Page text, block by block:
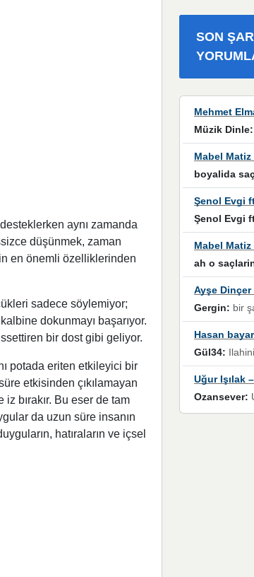
aynı zamanda
düşünmek, zaman
en önemli özelliklerinden
sadece söylemiyor;
dokunmayı başarıyor.
bir dost gibi geliyor.
potada eriten etkileyici bir
etkisinden çıkılamayan
bırakır. Bu eser de tam
da uzun süre insanın
hatıraların ve içsel
SON
Müzik Dinle:
boyalida
Şenol Evgi
ah o
Ayşe Dinçer
Gergin: bir şarkı patlıyor ve o şarkıyı millet her paylaşımın altına
Hasan
Gül34: Ilahinin benim için çok özel bir yeri var İlk çıktığında komşum ne kadar yüksek sesle
Ozansever: